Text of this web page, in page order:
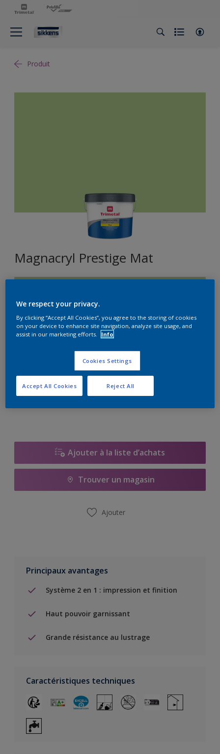
Produit
Magnacryl Prestige Mat
Format
Ajouter à la liste d’achats
Trouver un magasin
Ajouter
Principaux avantages
Système 2 en 1 : impression et finition
Haut pouvoir garnissant
Grande résistance au lustrage
Caractéristiques techniques
We respect your privacy.
By clicking “Accept All Cookies”, you agree to the storing of cookies
on your device to enhance site navigation, analyze site usage, and
assist in our marketing efforts.
Info
Cookies Settings
Reject All
Accept All Cookies